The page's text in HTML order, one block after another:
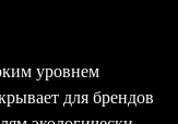
уровнем
для брендов